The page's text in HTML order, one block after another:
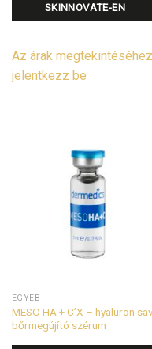
SKINNOVATE-EN
Az árak megtekintéséhez
jelentkezz be
EGYÉB
MESO HA + C’X – hyaluron
bőrmegújító szérum